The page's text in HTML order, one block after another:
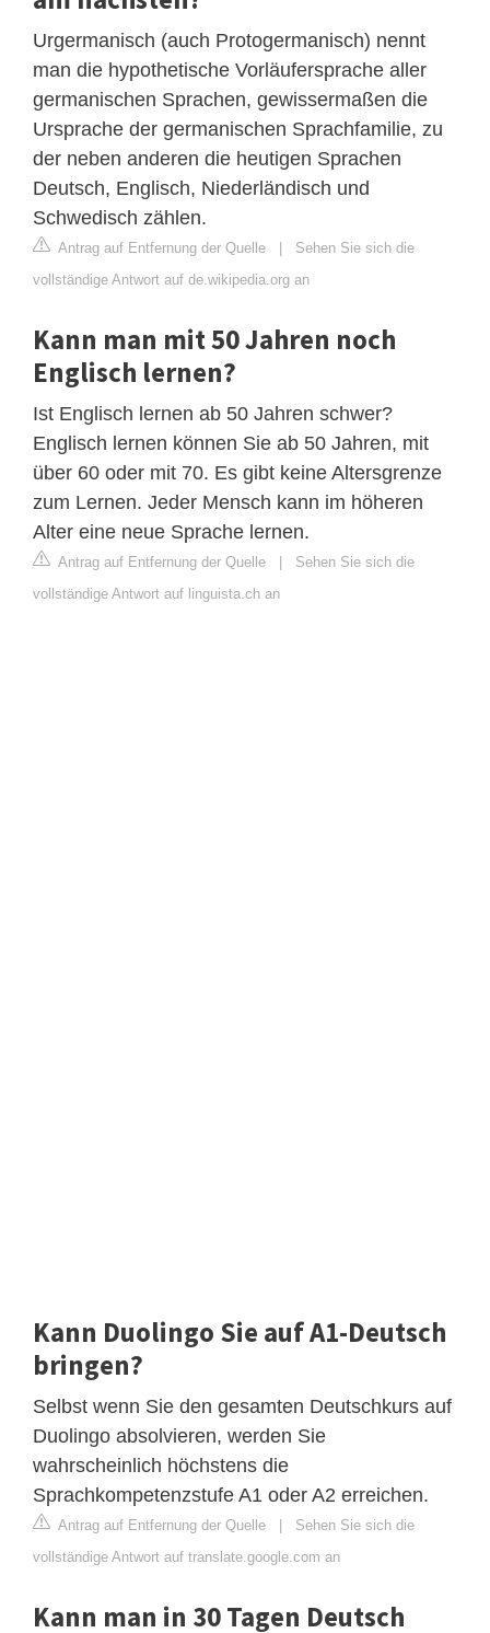
Urgermanisch (auch Protogermanisch) nennt
man die hypothetische Vorläufersprache aller
germanischen Sprachen, gewissermaßen die
Ursprache der germanischen Sprachfamilie, zu
der neben anderen die heutigen Sprachen
Deutsch, Englisch, Niederländisch und
Schwedisch zählen.
Antrag auf Entfernung der Quelle | Sehen Sie sich die
vollständige Antwort auf de.wikipedia.org an
Kann man mit 50 Jahren noch
Englisch lernen?
Ist Englisch lernen ab 50 Jahren schwer?
Englisch lernen können Sie ab 50 Jahren, mit
über 60 oder mit 70. Es gibt keine Altersgrenze
zum Lernen. Jeder Mensch kann im höheren
Alter eine neue Sprache lernen.
Antrag auf Entfernung der Quelle | Sehen Sie sich die
vollständige Antwort auf linguista.ch an
Kann Duolingo Sie auf A1-Deutsch
bringen?
Selbst wenn Sie den gesamten Deutschkurs auf
Duolingo absolvieren, werden Sie
wahrscheinlich höchstens die
Sprachkompetenzstufe A1 oder A2 erreichen.
Antrag auf Entfernung der Quelle | Sehen Sie sich die
vollständige Antwort auf translate.google.com an
Kann man in 30 Tagen Deutsch